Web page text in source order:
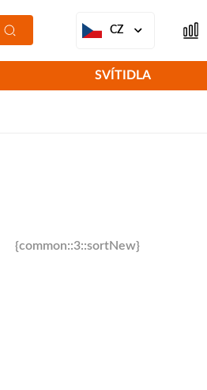
CZ
SVÍTIDLA
{common::3::sortNew}